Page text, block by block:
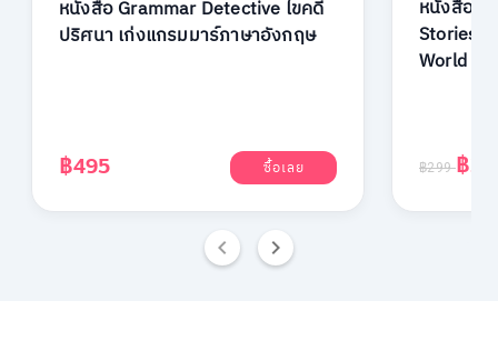
หนังสือ Grammar Detective ไขคดี
ปริศนา เก่งแกรมมาร์ภาษาอังกฤษ
฿495 ซื้อเลย
หนังสือ
Stories:
World
฿299฿